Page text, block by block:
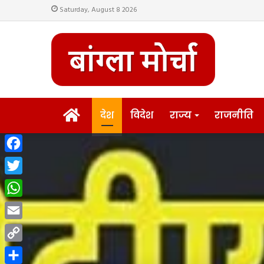
Saturday, August 8 2026
HOMEदेश विदेश राज्य राजनीति
Facebook
Twitter
WhatsApp
Email
Copy